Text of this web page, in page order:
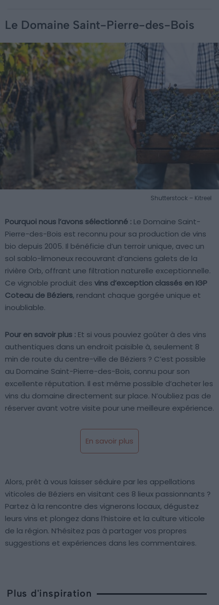
Le Domaine Saint-Pierre-des-Bois
Shutterstock – Kitreel
Pourquoi nous l’avons sélectionné : Le Domaine Saint-
Pierre-des-Bois est reconnu pour sa production de vins
bio depuis 2005. Il bénéficie d’un terroir unique, avec un
sol sablo-limoneux recouvrant d’anciens galets de la
rivière Orb, offrant une filtration naturelle exceptionnelle.
Ce vignoble produit des vins d’exception classés en IGP
Coteau de Béziers, rendant chaque gorgée unique et
inoubliable.
Pour en savoir plus : Et si vous pouviez goûter à des vins
authentiques dans un endroit paisible à, seulement 8
min de route du centre-ville de Béziers ? C’est possible
au Domaine Saint-Pierre-des-Bois, connu pour son
excellente réputation. Il est même possible d’acheter les
vins du domaine directement sur place. N’oubliez pas de
réserver avant votre visite pour une meilleure expérience.
En savoir plus
Alors, prêt à vous laisser séduire par les appellations
viticoles de Béziers en visitant ces 8 lieux passionnants ?
Partez à la rencontre des vignerons locaux, dégustez
leurs vins et plongez dans l’histoire et la culture viticole
de la région. N’hésitez pas à partager vos propres
suggestions et expériences dans les commentaires.
Plus d'inspiration